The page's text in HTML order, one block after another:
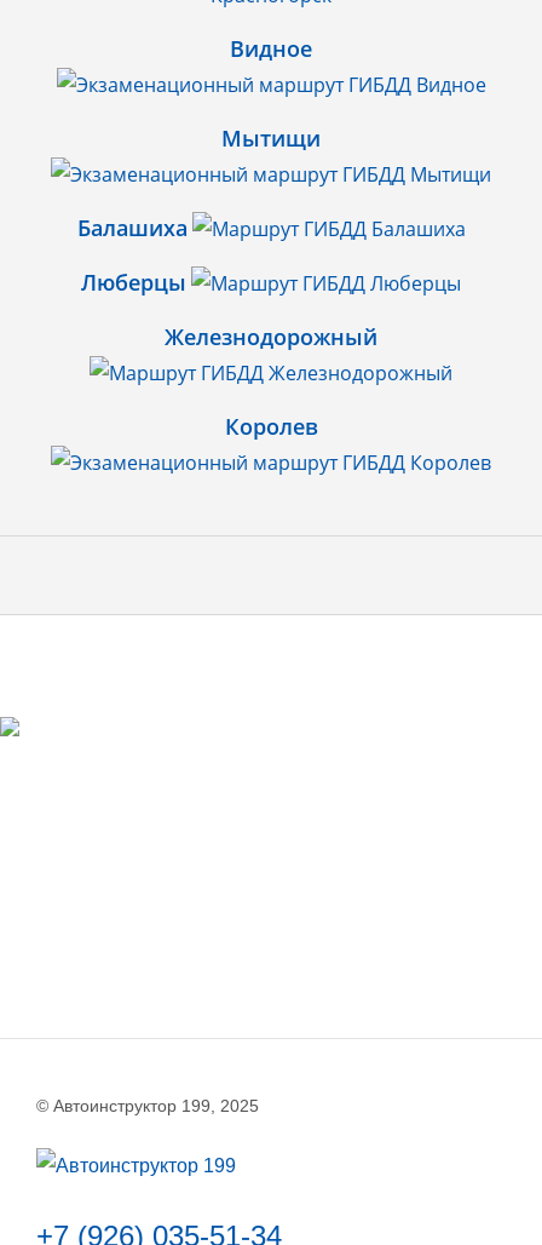
Видное
Мытищи
Балашиха
Люберцы
Железнодорожный
Королев
+7 (926) 035-51-34
© Автоинструктор 199, 2025